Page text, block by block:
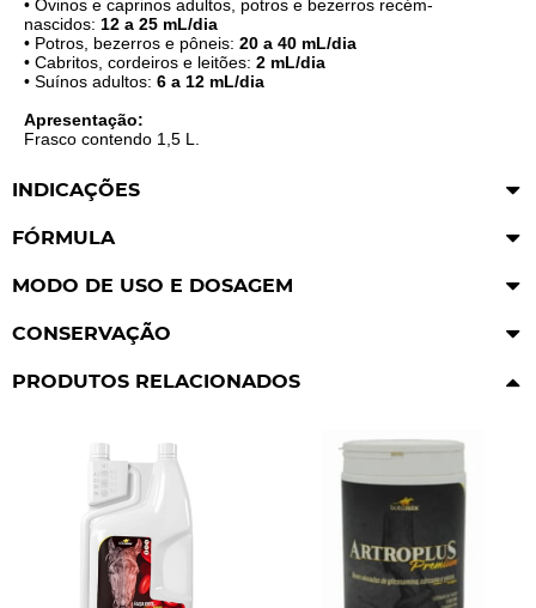
• Ovinos e caprinos adultos, potros e bezerros recém-
nascidos: 12 a 25 mL/dia
• Potros, bezerros e pôneis: 20 a 40 mL/dia
• Cabritos, cordeiros e leitões: 2 mL/dia
• Suínos adultos: 6 a 12 mL/dia
Apresentação:
Frasco contendo 1,5 L.
INDICAÇÕES
FÓRMULA
MODO DE USO E DOSAGEM
CONSERVAÇÃO
PRODUTOS RELACIONADOS